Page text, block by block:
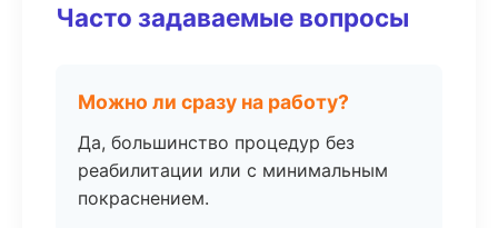
Часто задаваемые вопросы
Можно ли сразу на работу?
Да, большинство процедур без
реабилитации или с минимальным
покраснением.